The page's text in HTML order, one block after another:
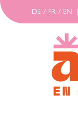
DE / FR / EN